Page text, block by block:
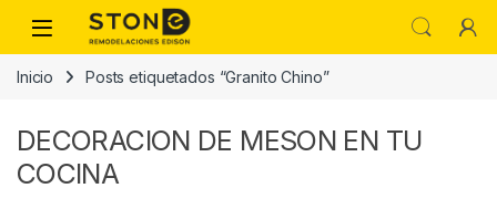
Skip to navigation
Skip to content
Inicio Posts etiquetados “Granito Chino”
DECORACION DE MESON EN TU
COCINA